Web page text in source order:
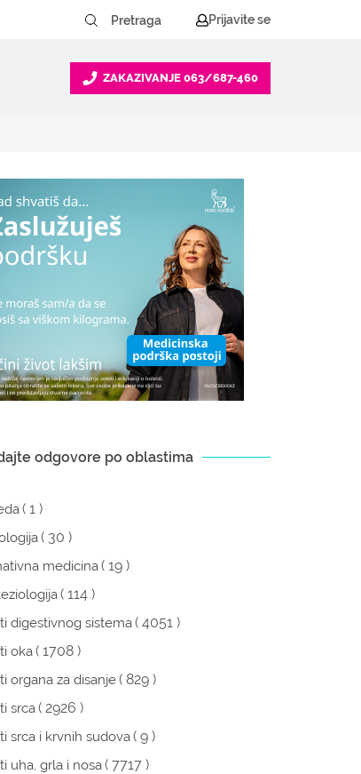
Prijavite se
ZAKAZIVANJE 063/687-460
odgovore po oblastima
( 1 )
( 30 )
medicina( 19 )
( 114 )
digestivnog sistema( 4051 )
oka( 1708 )
organa za disanje( 829 )
srca( 2926 )
srca i krvnih sudova( 9 )
uha, grla i nosa( 7717 )